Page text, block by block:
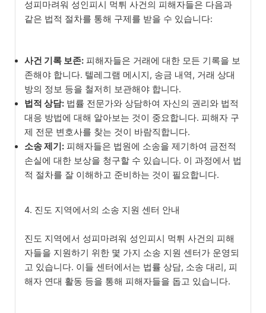
성피마려워 성인피시 먹튀 사건의 피해자들은 다음과
같은 법적 절차를 통해 구제를 받을 수 있습니다:
사건 기록 보존: 피해자들은 거래에 대한 모든 기록을 보
존해야 합니다. 텔레그램 메시지, 송금 내역, 거래 상대
방의 정보 등을 철저히 보관해야 합니다.
법적 상담: 법률 전문가와 상담하여 자신의 권리와 법적
대응 방법에 대해 알아보는 것이 중요합니다. 피해자 구
제 전문 변호사를 찾는 것이 바람직합니다.
소송 제기: 피해자들은 법원에 소송을 제기하여 금전적
손실에 대한 보상을 청구할 수 있습니다. 이 과정에서 법
적 절차를 잘 이해하고 준비하는 것이 필요합니다.
4. 진도 지역에서의 소송 지원 센터 안내
진도 지역에서 성피마려워 성인피시 먹튀 사건의 피해
자들을 지원하기 위한 몇 가지 소송 지원 센터가 운영되
고 있습니다. 이들 센터에서는 법률 상담, 소송 대리, 피
해자 연대 활동 등을 통해 피해자들을 돕고 있습니다.